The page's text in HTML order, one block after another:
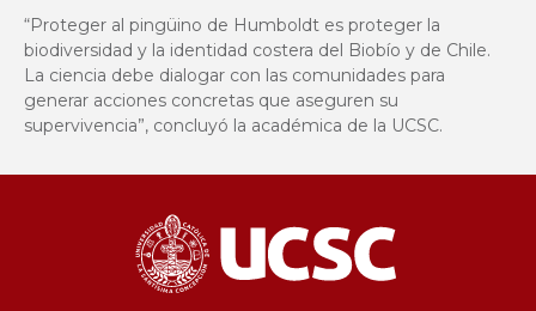
“Proteger al pingüino de Humboldt es proteger la
biodiversidad y la identidad costera del Biobío y de Chile.
La ciencia debe dialogar con las comunidades para
generar acciones concretas que aseguren su
supervivencia”, concluyó la académica de la UCSC.